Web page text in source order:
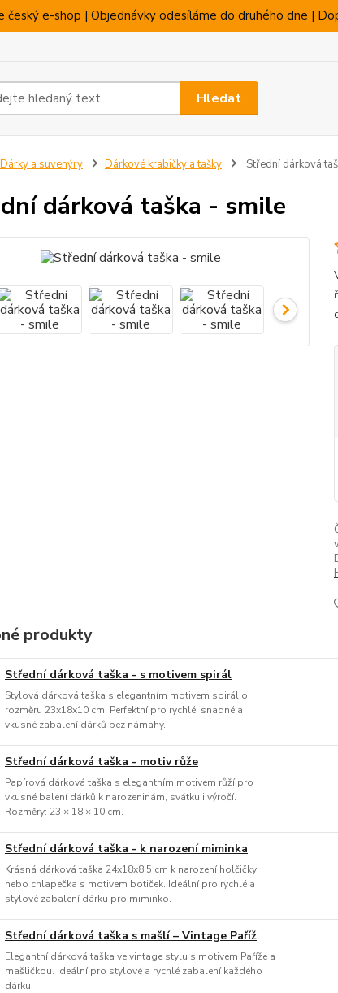
český e-shop | Objednávky odesíláme do druhého dne |
Hledat
Dárky a suvenýry Dárkové krabičky a tašky Střední dárková
dárková taška - smile
produkty
Střední dárková taška - s motivem spirál
Stylová dárková taška s elegantním motivem spirál o
rozměru 23x18x10 cm. Perfektní pro rychlé, snadné a
vkusné zabalení dárků bez námahy.
Střední dárková taška - motiv růže
Papírová dárková taška s elegantním motivem růží pro
vkusné balení dárků k narozeninám, svátku i výročí.
Rozměry: 23 × 18 × 10 cm.
Střední dárková taška - k narození miminka
Krásná dárková taška 24x18x8,5 cm k narození holčičky
nebo chlapečka s motivem botiček. Ideální pro rychlé a
stylové zabalení dárku pro miminko.
Střední dárková taška s mašlí – Vintage Paříž
Elegantní dárková taška ve vintage stylu s motivem Paříže a
mašličkou. Ideální pro stylové a rychlé zabalení každého
dárku.